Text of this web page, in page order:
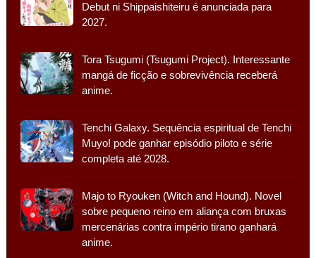
Debut ni Shippaishiteiru é anunciada para
2027.
Tora Tsugumi (Tsugumi Project). Interessante
mangá de ficção e sobrevivência receberá
anime.
Tenchi Galaxy. Sequência espiritual de Tenchi
Muyo! pode ganhar episódio piloto e série
completa até 2028.
Majo to Ryouken (Witch and Hound). Novel
sobre pequeno reino em aliança com bruxas
mercenárias contra império tirano ganhará
anime.